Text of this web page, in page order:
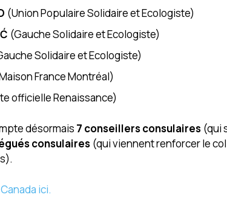
(Union Populaire Solidaire et Ecologiste)
(Gauche Solidaire et Ecologiste)
Solidaire et Ecologiste)
France Montréal)
officielle Renaissance)
désormais 7 conseillers consulaires (qui
consulaires (qui viennent renforcer le
ici.